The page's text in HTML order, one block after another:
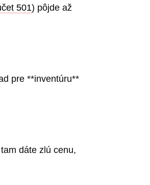
501) pôjde až
pre **inventúru**
dáte zlú cenu,